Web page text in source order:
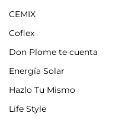
CEMIX
Coflex
Don Plome te cuenta
Energía Solar
Hazlo Tu Mismo
Life Style